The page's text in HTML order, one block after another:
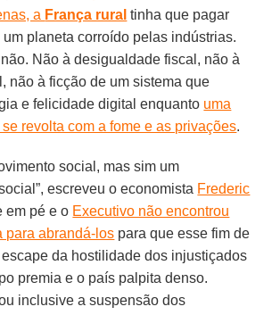
a França rural tinha que pagar
planeta corroído pelas indústrias.
Não à desigualdade fiscal, não à
não à ficção de um sistema que
e felicidade digital enquanto uma
revolta com a fome e as privações.
social, mas sim um
escreveu o economista Frederic
em pé e o Executivo não encontrou
para abrandá-los para que esse fim de
escape da hostilidade dos injustiçados
premia e o país palpita denso.
inclusive a suspensão dos